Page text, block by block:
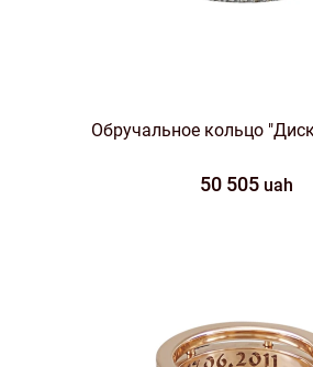
Обручальное кольцо
50 505 uah